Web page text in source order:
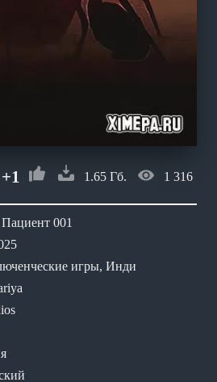
+1 1.65 Гб. 1 316
001
игры, Инди